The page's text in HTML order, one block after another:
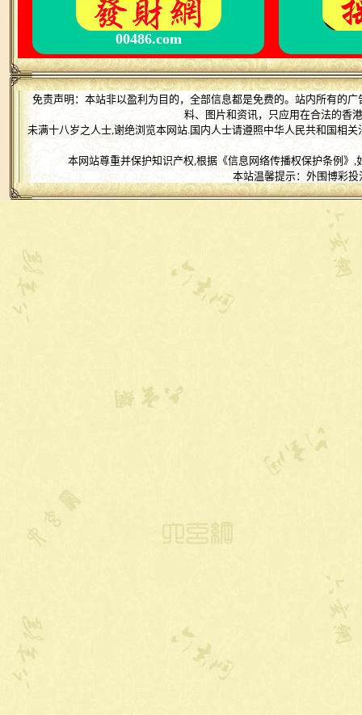
00486.com
免责声明：本站非以盈利为目的，全部信息都是免费的。站内所有的
料、图片和资讯，只应用在合法的香
未满十八岁之人士,谢绝浏览本网站.国内人士请遵照中华人民共和国相
本网站尊重并保护知识产权,根据《信息网络传播权保护条例
本站温馨提示：外围博彩